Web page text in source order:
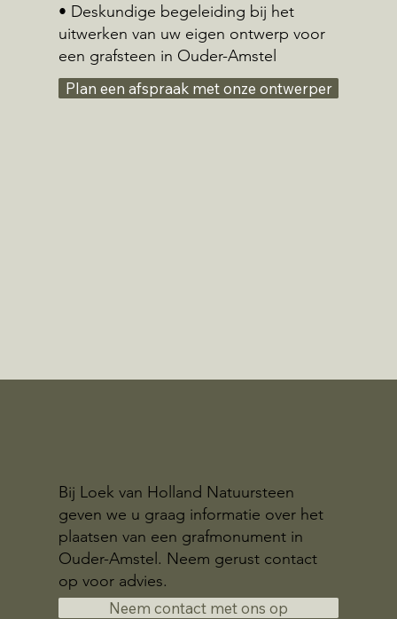
• Deskundige begeleiding bij het
uitwerken van uw eigen ontwerp voor
een grafsteen in Ouder-Amstel
Plan een afspraak met onze ontwerper
Bij Loek van Holland Natuursteen
geven we u graag informatie over het
plaatsen van een grafmonument in
Ouder-Amstel. Neem gerust contact
op voor advies.
Neem contact met ons op